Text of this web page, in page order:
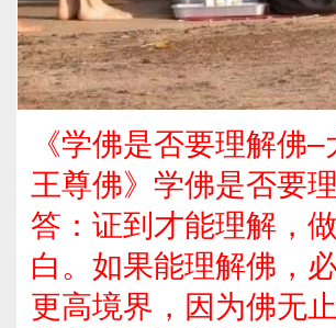
《学佛是否要理解佛
王尊佛》学佛是否要
答：证到才能理解，
白。如果能理解佛，
更高境界，因为佛无